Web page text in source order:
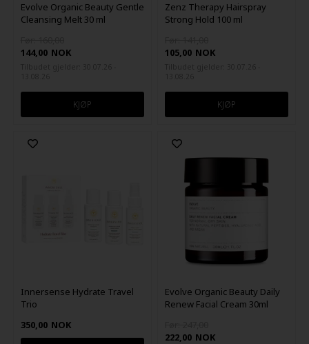
Evolve Organic Beauty Gentle
Cleansing Melt 30 ml
144,00 NOK
Zenz Therapy Hairspray
Strong Hold 100 ml
105,00 NOK
Innersense Hydrate Travel
Trio
350,00 NOK
Evolve Organic Beauty Daily
Renew Facial Cream 30ml
222,00 NOK